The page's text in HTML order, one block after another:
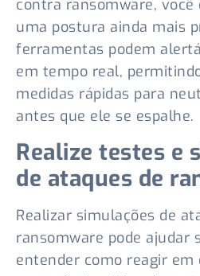
contra ransomware,
uma postura ainda mais
ferramentas podem
em tempo real,
medidas rápidas para
antes que ele se espalhe.
Realize testes e
de ataques de
Realizar simulações de
ransomware pode ajudar
entender como reagir em